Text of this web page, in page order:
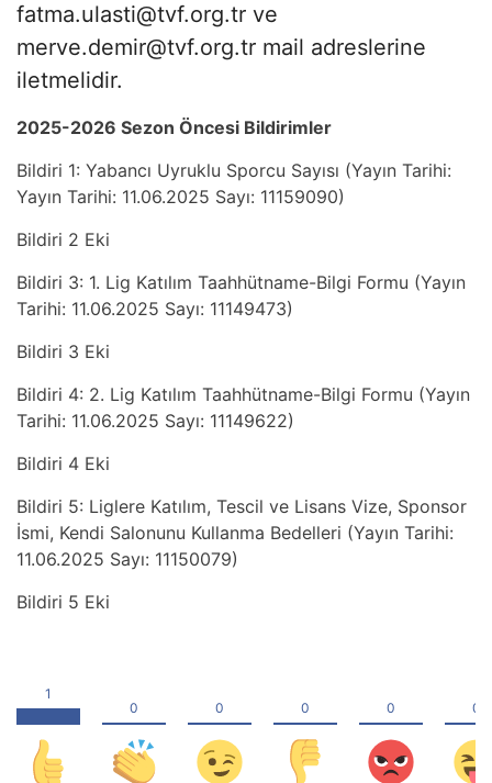
fatma.ulasti@tvf.org.tr ve
merve.demir@tvf.org.tr mail adreslerine
iletmelidir.
2025-2026 Sezon Öncesi Bildirimler
Bildiri 1: Yabancı Uyruklu Sporcu Sayısı (Yayın Tarihi:
Yayın Tarihi: 11.06.2025 Sayı: 11159090)
Bildiri 2 Eki
Bildiri 3: 1. Lig Katılım Taahhütname-Bilgi Formu (Yayın
Tarihi: 11.06.2025 Sayı: 11149473)
Bildiri 3 Eki
Bildiri 4: 2. Lig Katılım Taahhütname-Bilgi Formu (Yayın
Tarihi: 11.06.2025 Sayı: 11149622)
Bildiri 4 Eki
Bildiri 5: Liglere Katılım, Tescil ve Lisans Vize, Sponsor
İsmi, Kendi Salonunu Kullanma Bedelleri (Yayın Tarihi:
11.06.2025 Sayı: 11150079)
Bildiri 5 Eki